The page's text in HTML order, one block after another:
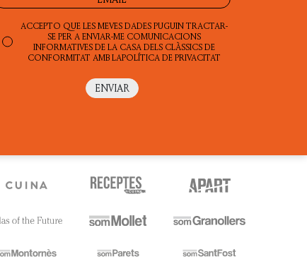
ACCEPTO QUE LES MEVES DADES PUGUIN TRACTAR-
SE PER A ENVIAR-ME COMUNICACIONS
INFORMATIVES DE LA CASA DELS CLÀSSICS DE
CONFORMITAT AMB LAPOLÍTICA DE PRIVACITAT